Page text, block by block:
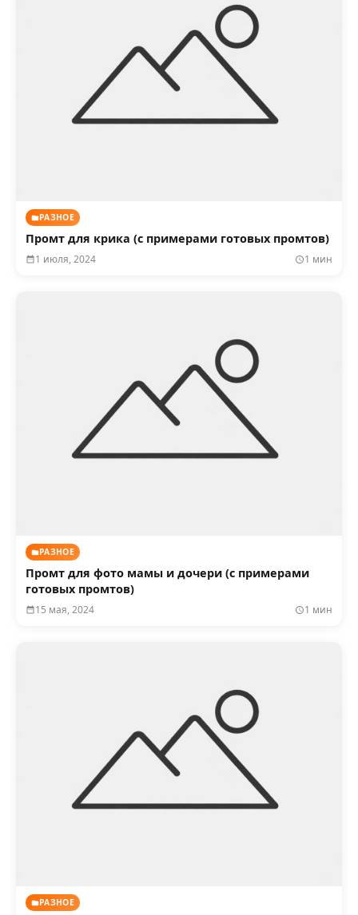
РАЗНОЕ
Промт для крика (с примерами готовых промтов)
1 июля, 2024 1 мин
РАЗНОЕ
Промт для фото мамы и дочери (с примерами
готовых промтов)
15 мая, 2024 1 мин
РАЗНОЕ